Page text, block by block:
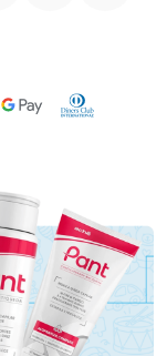
Google PayDiners Club